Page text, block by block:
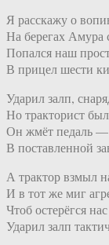
Я расскажу о
На берегах Амура
Попался наш
В прицел шести
Ударил залп,
Но тракторист
Он жмёт педаль —
В поставленной
А трактор взмыл
И в тот же миг
Чтоб остерёгся
Ударил залп